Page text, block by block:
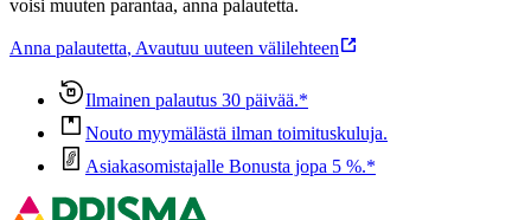
voisi muuten parantaa, anna palautetta.
Anna palautetta, Avautuu uuteen välilehteen
Ilmainen palautus 30 päivää.*
Nouto myymälästä ilman toimituskuluja.
Asiakasomistajalle Bonusta jopa 5 %.*